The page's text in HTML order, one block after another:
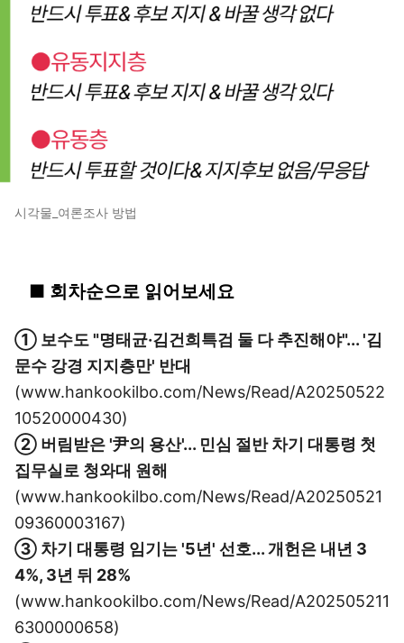
시각물_여론조사 방법
■ 회차순으로 읽어보세요
① 보수도 "명태균·김건희특검 둘 다 추진해야"... '김
문수 강경 지지층만' 반대
(www.hankookilbo.com/News/Read/A20250522
10520000430)
② 버림받은 '尹의 용산'... 민심 절반 차기 대통령 첫
집무실로 청와대 원해
(www.hankookilbo.com/News/Read/A20250521
09360003167)
③ 차기 대통령 임기는 '5년' 선호... 개헌은 내년 3
4%, 3년 뒤 28%
(www.hankookilbo.com/News/Read/A202505211
6300000658)